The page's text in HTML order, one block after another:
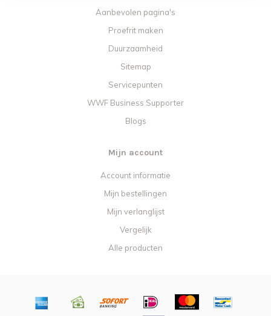
Aanbevolen pagina's
Proefrit maken
Duurzaamheid
Sitemap
Servicepunten
WWF Business Supporter
Blogs
Mijn account
Account informatie
Mijn bestellingen
Mijn verlanglijst
Vergelijk
Alle producten